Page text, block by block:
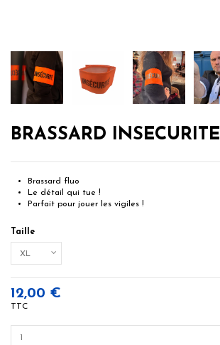
BRASSARD INSECURITE
Brassard fluo
Le détail qui tue !
Parfait pour jouer les vigiles !
Taille
12,00 €
TTC